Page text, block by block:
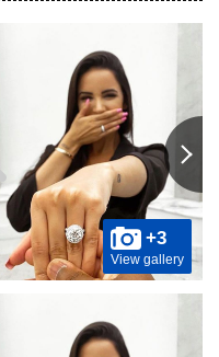
+3
View gallery